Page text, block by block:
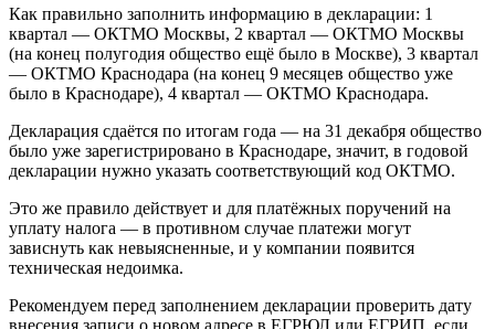
Как правильно заполнить информацию в декларации: 1
квартал — ОКТМО Москвы, 2 квартал — ОКТМО Москвы
(на конец полугодия общество ещё было в Москве), 3 квартал
— ОКТМО Краснодара (на конец 9 месяцев общество уже
было в Краснодаре), 4 квартал — ОКТМО Краснодара.
Декларация сдаётся по итогам года — на 31 декабря общество
было уже зарегистрировано в Краснодаре, значит, в годовой
декларации нужно указать соответствующий код ОКТМО.
Это же правило действует и для платёжных поручений на
уплату налога — в противном случае платежи могут
зависнуть как невыясненные, и у компании появится
техническая недоимка.
Рекомендуем перед заполнением декларации проверить дату
внесения записи о новом адресе в ЕГРЮЛ или ЕГРИП, если